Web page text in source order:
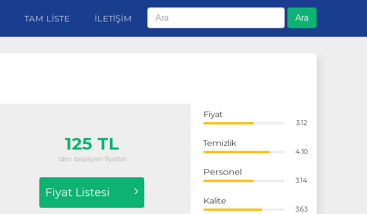
TAM LİSTE İLETİŞİM Ara
Fiyat
3.12
Temizlik
4.10
Personel
3.14
Kalite
3.63
125 TL
'den başlayan fiyatlar
Fiyat Listesi